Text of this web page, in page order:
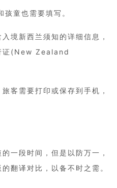
童也需要填写。
境新西兰须知的详细信息，
证(New Zealand
客需要打印或保存到手机，
一段时间，但是以防万一，
翻译对比，以备不时之需。